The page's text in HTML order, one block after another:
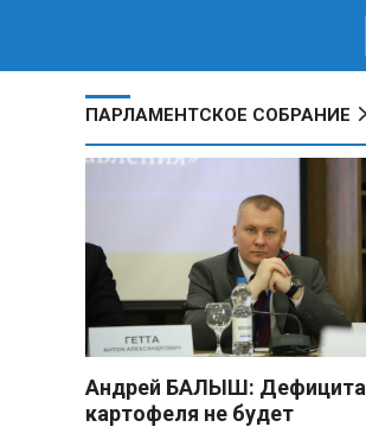
ПАРЛАМЕНТСКОЕ СОБРАНИЕ
Андрей БАЛЫШ: Дефицита
картофеля не будет